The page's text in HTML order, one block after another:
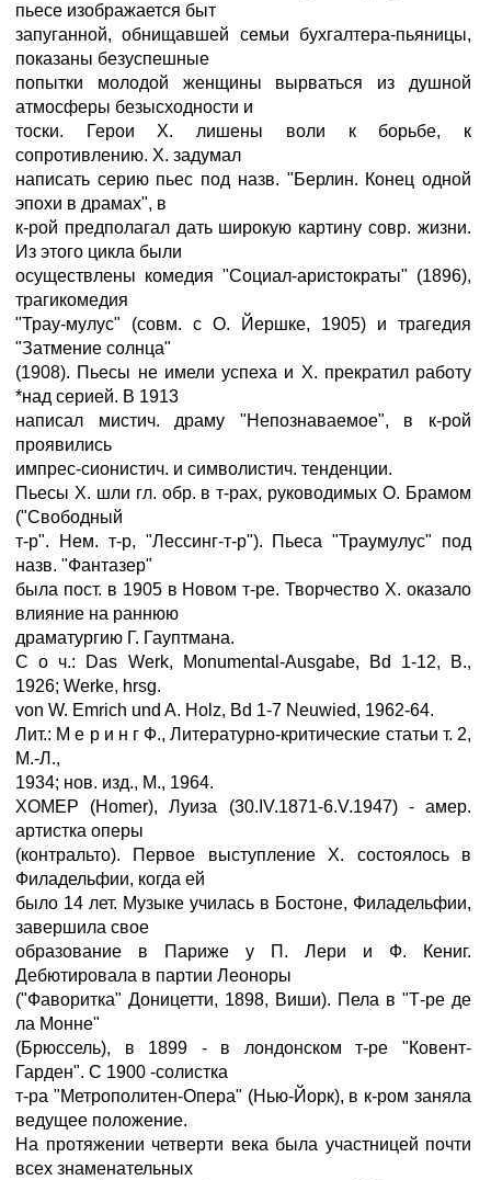
пьесе изображается быт
запуганной, обнищавшей семьи бухгалтера-пьяницы,
показаны безуспешные
попытки молодой женщины вырваться из душной
атмосферы безысходности и
тоски. Герои X. лишены воли к борьбе, к
сопротивлению. X. задумал
написать серию пьес под назв. "Берлин. Конец одной
эпохи в драмах", в
к-рой предполагал дать широкую картину совр. жизни.
Из этого цикла были
осуществлены комедия "Социал-аристократы" (1896),
трагикомедия
"Трау-мулус" (совм. с О. Йершке, 1905) и трагедия
"Затмение солнца"
(1908). Пьесы не имели успеха и X. прекратил работу
*над серией. В 1913
написал мистич. драму "Непознаваемое", в к-рой
проявились
импрес-сионистич. и символистич. тенденции.
Пьесы X. шли гл. обр. в т-pax, руководимых О. Брамом
("Свободный
т-р". Нем. т-р, "Лессинг-т-р"). Пьеса "Траумулус" под
назв. "Фантазер"
была пост. в 1905 в Новом т-ре. Творчество X. оказало
влияние на раннюю
драматургию Г. Гауптмана.
С о ч.: Das Werk, Monumental-Ausgabe, Bd 1-12, В.,
1926; Werke, hrsg.
von W. Emrich und A. Holz, Bd 1-7 Neuwied, 1962-64.
Лит.: M e p и н г Ф., Литературно-критические статьи т. 2,
М.-Л.,
1934; нов. изд., М., 1964.
XOMEP (Homer), Луиза (30.IV.1871-6.V.1947) - амер.
артистка оперы
(контральто). Первое выступление X. состоялось в
Филадельфии, когда ей
было 14 лет. Музыке училась в Бостоне, Филадельфии,
завершила свое
образование в Париже у П. Лери и Ф. Кениг.
Дебютировала в партии Леоноры
("Фаворитка" Доницетти, 1898, Виши). Пела в "Т-ре де
ла Монне"
(Брюссель), в 1899 - в лондонском т-ре "Ковент-
Гарден". С 1900 -солистка
т-ра "Метрополитен-Опера" (Нью-Йорк), в к-ром заняла
ведущее положение.
На протяжении четверти века была участницей почти
всех знаменательных